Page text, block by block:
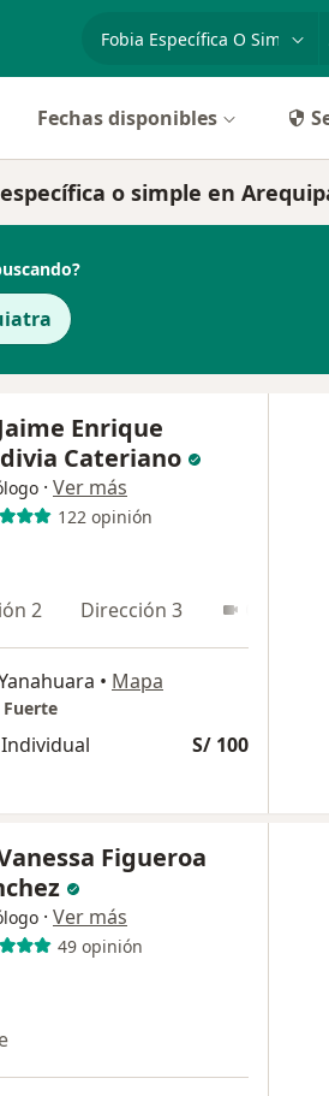
especialidad, enfermedad
Fechas disponibles
o simple en
Enrique
Cateriano
· Ver más
122 opinión
2 Dirección 3
• Mapa
Fuerte
S/ 100
Figueroa
· Ver más
49 opinión